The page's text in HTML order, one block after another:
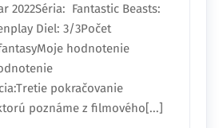
2022Séria: Fantastic Beasts:
Diel: 3/3Počet
hodnotenie
pokračovanie
poznáme z filmového[...]